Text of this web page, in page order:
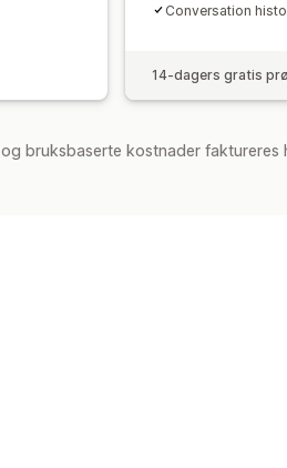
Conversation
14-dagers gratis
bruksbaserte kostnader faktureres